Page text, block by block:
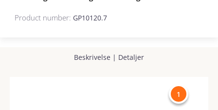
Product number: GP10120.7
Beskrivelse | Detaljer
1